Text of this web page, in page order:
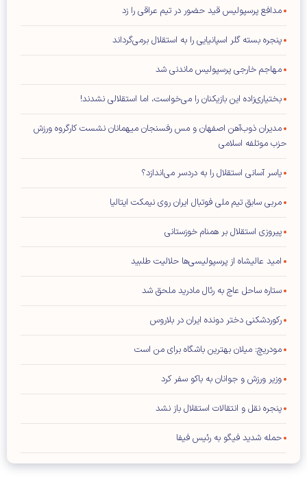
مدافع پرسپولیس قید حضور در تیم عراقی را زد
پنجره بسته گلر اسپانیایی را به استقلال برمی‌گرداند
مهاجم خارجی پرسپولیس ماندنی شد
بختیاری‌زاده این بازیکنان را می‌خواست، اما استقلالی نشدند!
مدیران ذوب‌آهن اصفهان و مس رفسنجان میهمانان نشست کارگروه ورزش
حزب موتلفه اسلامی
یاسر آسانی استقلال را به دردسر می‌اندازد؟
مربی سابق تیم ملی فوتبال ایران روی نیمکت ایتالیا
پیروزی استقلال بر همنام خوزستانی
امید عالیشاه از پرسپولیسی‌ها حلالیت طلبید
ستاره ساحل عاج به رئال مادرید ملحق شد
رکوردشکنی دختر دونده ایران در بلاروس
مودریچ: میلان بهترین باشگاه برای من است
وزیر ورزش و جوانان به باکو سفر کرد
پنجره نقل و انتقالات استقلال باز نشد
حمله شدید فیگو به رئیس فیفا
توافق عالیشاه با گل گهر سیرجان